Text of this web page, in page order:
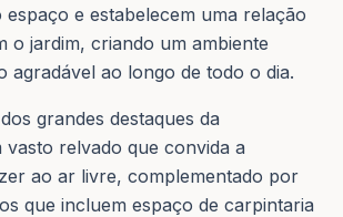
e estabelecem uma relação
o jardim, criando um ambiente
agradável ao longo de todo o dia.
grandes destaques da
vasto relvado que convida a
ao ar livre, complementado por
que incluem espaço de carpintaria